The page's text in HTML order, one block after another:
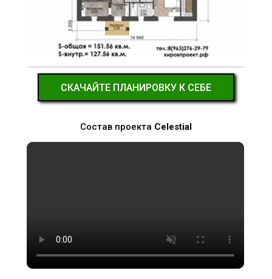
СКАЧАЙТЕ ПЛАНИРОВКУ К СЕБЕ
Cостав проекта Celestial